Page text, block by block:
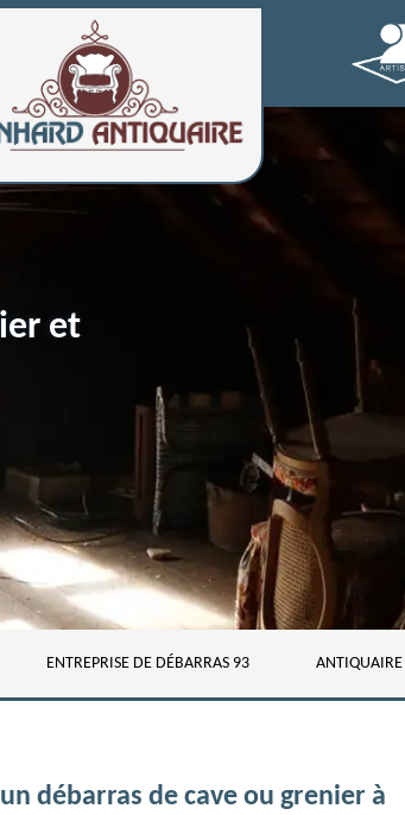
et
ENTREPRISE DE DÉBARRAS 93
débarras de cave ou grenier à